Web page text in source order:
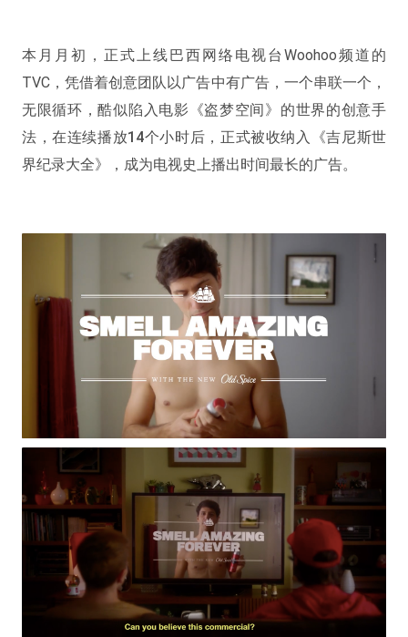
本月月初，正式上线巴西网络电视台Woohoo频道的
TVC，凭借着创意团队以广告中有广告，一个串联一个，
无限循环，酷似陷入电影《盗梦空间》的世界的创意手
法，在连续播放14个小时后，正式被收纳入《吉尼斯世
界纪录大全》，成为电视史上播出时间最长的广告。